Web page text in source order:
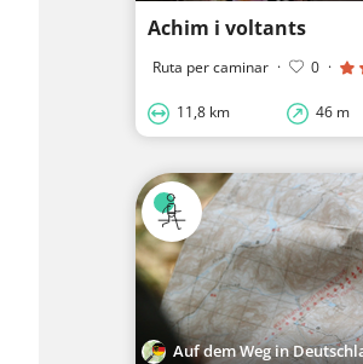
Achim i voltants
Ruta per caminar · 0 ·
11,8 km 46 m
Auf dem Weg in